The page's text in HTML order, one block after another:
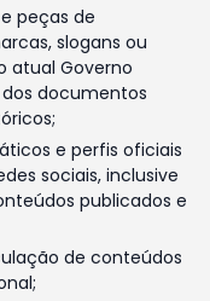
peças de
slogans ou
atual Governo
documentos
e perfis oficiais
sociais, inclusive
publicados e
de conteúdos